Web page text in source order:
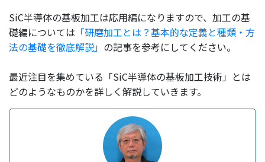
SiC半導体の基板加工は応用編になりますので、加工の基
礎編については 「研磨加工とは？基本的な定義と種類・方
法の基礎を徹底解説」 の記事を参考にしてください。
最近注目を集めている「SiC半導体の基板加工技術」とは
どのようなものかを詳しく解説していきます。